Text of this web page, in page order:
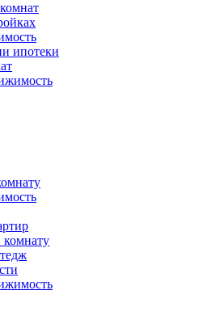
ипотеки
комнату